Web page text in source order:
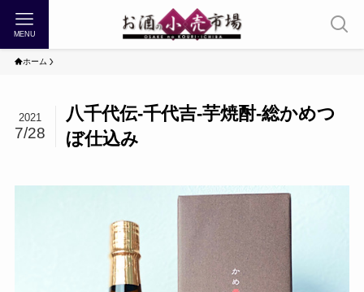
MENU
ホーム
八千代伝-千代吉-芋焼酎-総かめつ
ぼ仕込み
2021
7/28